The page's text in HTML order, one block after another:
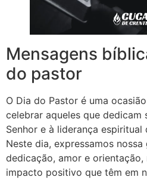
Mensagens
do pastor
O Dia do Pastor é uma
celebrar aqueles que dedicam
Senhor e à liderança espiritual
Neste dia, expressamos
dedicação, amor e
impacto positivo que têm em